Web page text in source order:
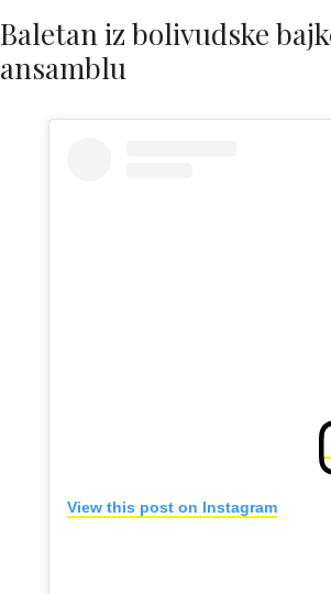
Baletan iz bolivudske
ansamblu
View this post on Instagram